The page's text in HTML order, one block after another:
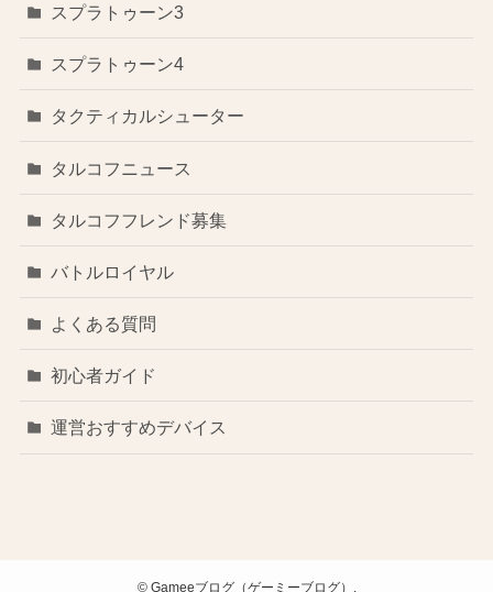
スプラトゥーン3
スプラトゥーン4
タクティカルシューター
タルコフニュース
タルコフフレンド募集
バトルロイヤル
よくある質問
初心者ガイド
運営おすすめデバイス
©Gameeブログ（ゲーミーブログ）.